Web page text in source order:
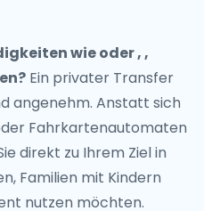
wie oder , ,
Ein privater Transfer
angenehm. Anstatt sich
Fahrkartenautomaten
direkt zu Ihrem Ziel in
Familien mit Kindern
nutzen möchten.